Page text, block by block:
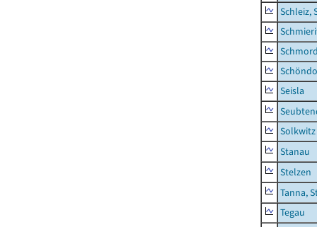
Schleiz,
Seisla
Solkwitz
Stanau
Stelzen
Tanna,
Tegau